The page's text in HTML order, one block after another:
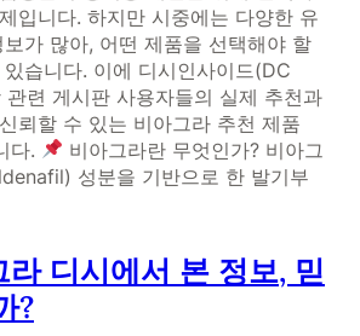
입니다. 하지만 시중에는 다양한 유
가 많아, 어떤 제품을 선택해야 할
습니다. 이에 디시인사이드(DC
련 게시판 사용자들의 실제 추천과
뢰할 수 있는 비아그라 추천 제품
다.
비아그라란 무엇인가? 비아그
성분을 기반으로 한 발기부
라 디시에서 본 정보, 믿
?